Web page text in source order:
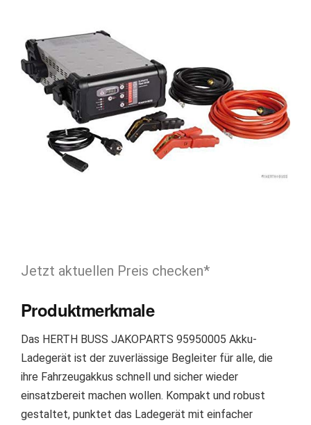
Jetzt aktuellen Preis checken*
Produktmerkmale
Das HERTH BUSS JAKOPARTS 95950005 Akku-
Ladegerät ist der zuverlässige Begleiter für alle, die
ihre Fahrzeugakkus schnell und sicher wieder
einsatzbereit machen wollen. Kompakt und robust
gestaltet, punktet das Ladegerät mit einfacher